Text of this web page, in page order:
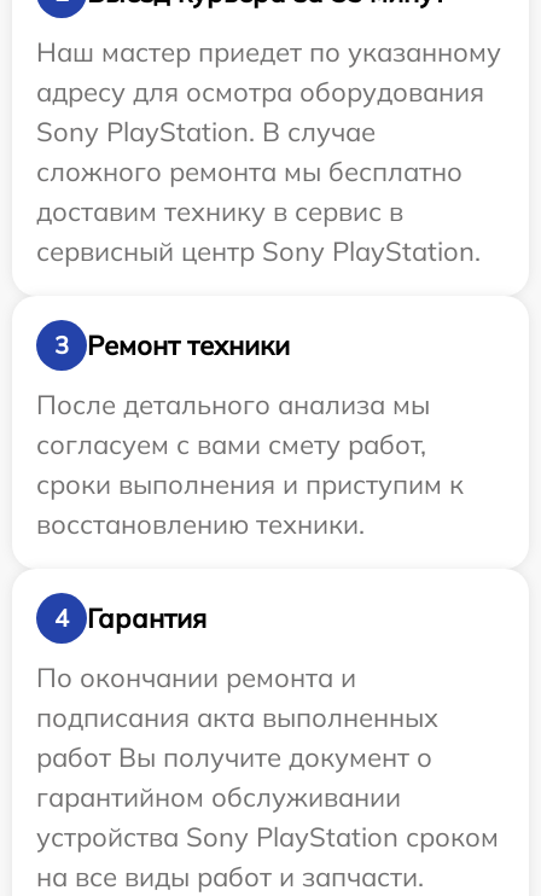
Наш мастер приедет по указанному
адресу для осмотра оборудования
Sony PlayStation. В случае
сложного ремонта мы бесплатно
доставим технику в сервис в
сервисный центр Sony PlayStation.
3
Ремонт техники
После детального анализа мы
согласуем с вами смету работ,
сроки выполнения и приступим к
восстановлению техники.
4
Гарантия
По окончании ремонта и
подписания акта выполненных
работ Вы получите документ о
гарантийном обслуживании
устройства Sony PlayStation сроком
на все виды работ и запчасти.